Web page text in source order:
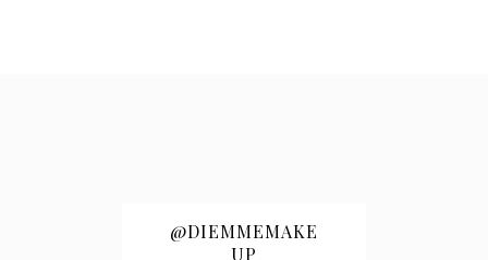
@DIEMMEMAKE
UP